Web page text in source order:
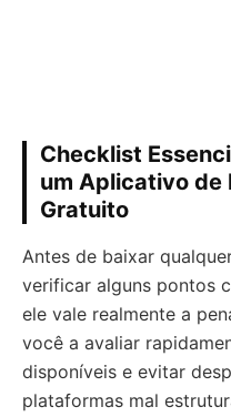
Checklist
um Aplicativo de
Gratuito
Antes de baixar
verificar alguns pontos
ele vale realmente a
você a avaliar
disponíveis e evitar
plataformas mal